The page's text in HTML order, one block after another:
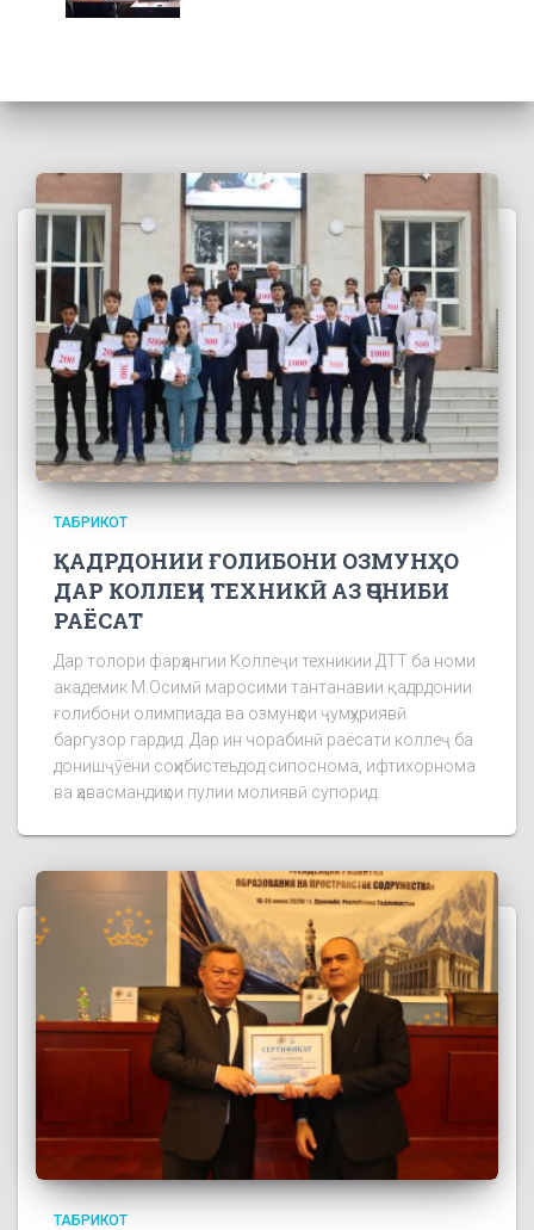
ТАБРИКОТ
ҚАДРДОНИИ ҒОЛИБОНИ ОЗМУНҲО
ДАР КОЛЛЕҶИ ТЕХНИКӢ АЗ ҶОНИБИ
РАЁСАТ
Дар толори фарҳангии Коллеҷи техникии ДТТ ба номи
академик М.Осимӣ маросими тантанавии қадрдонии
ғолибони олимпиада ва озмунҳои ҷумҳуриявӣ
баргузор гардид. Дар ин чорабинӣ раёсати коллеҷ ба
донишҷӯёни соҳибистеъдод сипоснома, ифтихорнома
ва ҳавасмандиҳои пулии молиявӣ супорид.
ТАБРИКОТ